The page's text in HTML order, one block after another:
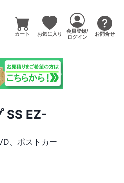
カート お気に入り
会員登録/
ログイン
お問合せ
SS EZ-
、ポストカー